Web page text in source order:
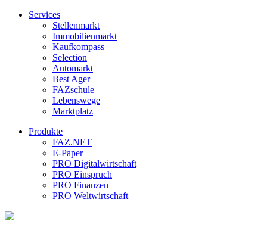
Services
Stellenmarkt
Immobilienmarkt
Kaufkompass
Selection
Automarkt
Best Ager
FAZschule
Lebenswege
Marktplatz
Produkte
FAZ.NET
E-Paper
PRO Digitalwirtschaft
PRO Einspruch
PRO Finanzen
PRO Weltwirtschaft